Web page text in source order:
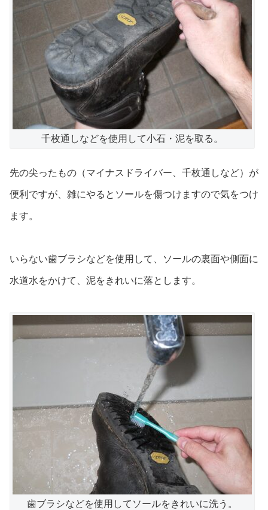
千枚通しなどを使用して小石・泥を取る。
先の尖ったもの（マイナスドライバー、千枚通しなど）が
便利ですが、雑にやるとソールを傷つけますので気をつけ
ます。
いらない歯ブラシなどを使用して、ソールの裏面や側面に
水道水をかけて、泥をきれいに落とします。
歯ブラシなどを使用してソールをきれいに洗う。